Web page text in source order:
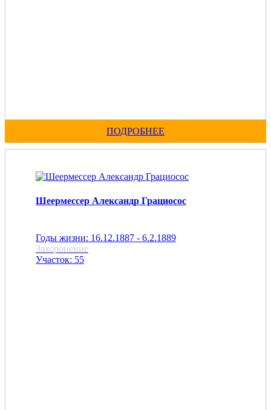
ПОДРОБНЕЕ
Шеермессер Александр Грациосос
Годы жизни: 16.12.1887 - 6.2.1889
Захоронение
Участок: 55